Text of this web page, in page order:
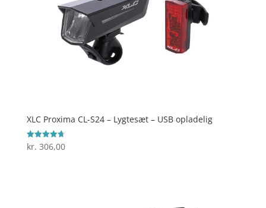
XLC Proxima CL-S24 – Lygtesæt – USB opladelig
Vurderet
4.7
kr. 306,00